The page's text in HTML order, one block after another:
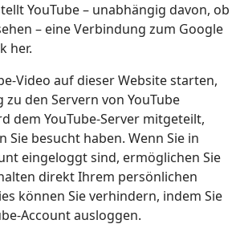
YouTube – unabhängig davon, ob
– eine Verbindung zum Google
her.
Video auf dieser Website starten,
den Servern von YouTube
dem YouTube-Server mitgeteilt,
Sie besucht haben. Wenn Sie in
eingeloggt sind, ermöglichen Sie
direkt Ihrem persönlichen
können Sie verhindern, indem Sie
Account ausloggen.